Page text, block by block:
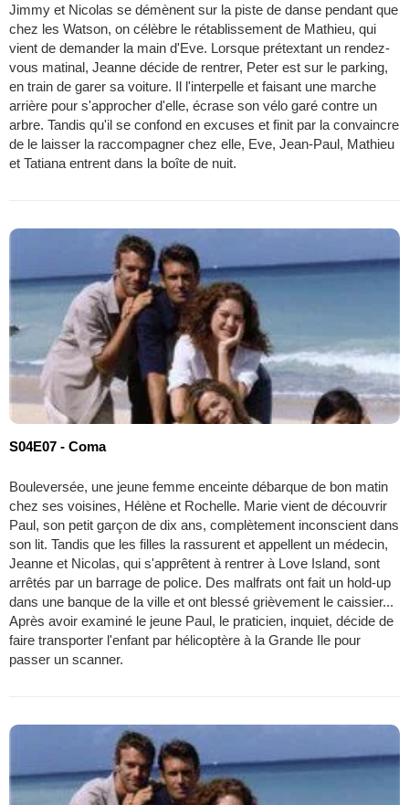
Jimmy et Nicolas se démènent sur la piste de danse pendant que
chez les Watson, on célèbre le rétablissement de Mathieu, qui
vient de demander la main d'Eve. Lorsque prétextant un rendez-
vous matinal, Jeanne décide de rentrer, Peter est sur le parking,
en train de garer sa voiture. Il l'interpelle et faisant une marche
arrière pour s'approcher d'elle, écrase son vélo garé contre un
arbre. Tandis qu'il se confond en excuses et finit par la convaincre
de le laisser la raccompagner chez elle, Eve, Jean-Paul, Mathieu
et Tatiana entrent dans la boîte de nuit.
S04E07 - Coma
Bouleversée, une jeune femme enceinte débarque de bon matin
chez ses voisines, Hélène et Rochelle. Marie vient de découvrir
Paul, son petit garçon de dix ans, complètement inconscient dans
son lit. Tandis que les filles la rassurent et appellent un médecin,
Jeanne et Nicolas, qui s'apprêtent à rentrer à Love Island, sont
arrêtés par un barrage de police. Des malfrats ont fait un hold-up
dans une banque de la ville et ont blessé grièvement le caissier...
Après avoir examiné le jeune Paul, le praticien, inquiet, décide de
faire transporter l'enfant par hélicoptère à la Grande Ile pour
passer un scanner.